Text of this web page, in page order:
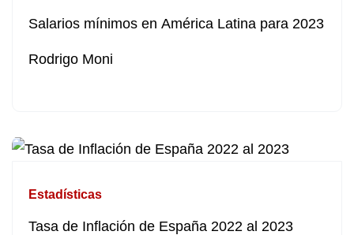
Salarios mínimos en América Latina para 2023
Rodrigo Moni
Estadísticas
Tasa de Inflación de España 2022 al 2023